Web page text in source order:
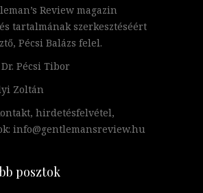
Review magazin
tartalmának szerkesztéséért
Pécsi Balázs felel.
Pécsi Tibor
Zoltán
hirdetésfelvétel,
info@gentlemansreview.hu
posztok